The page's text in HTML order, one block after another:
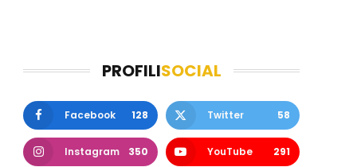
PROFILISOCIAL
Facebook 128 Twitter 58
Instagram 350 YouTube 291